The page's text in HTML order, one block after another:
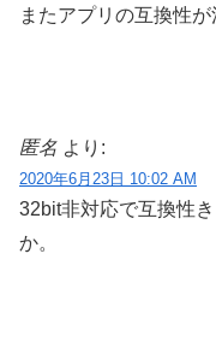
またアプリの互換性が
匿名 より:
2020年6月23日 10:02 AM
32bit非対応で互換性
か。